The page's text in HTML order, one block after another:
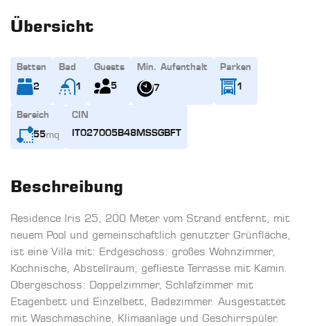
Übersicht
Betten
2
Bad
1
Guests
5
Min. Aufenthalt
7
Parken
1
Bereich
55mq
CIN
IT027005B48MSSGBFT
Beschreibung
Residence Iris 25, 200 Meter vom Strand entfernt, mit
neuem Pool und gemeinschaftlich genutzter Grünfläche,
ist eine Villa mit: Erdgeschoss: großes Wohnzimmer,
Kochnische, Abstellraum, geflieste Terrasse mit Kamin.
Obergeschoss: Doppelzimmer, Schlafzimmer mit
Etagenbett und Einzelbett, Badezimmer. Ausgestattet
mit Waschmaschine, Klimaanlage und Geschirrspüler.